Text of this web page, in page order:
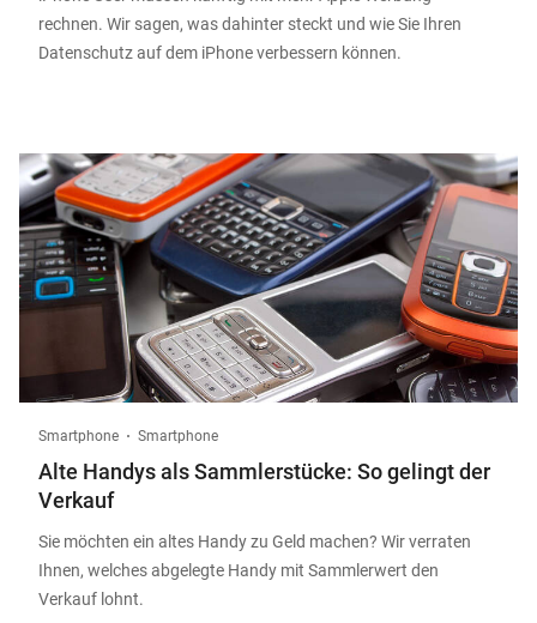
rechnen. Wir sagen, was dahinter steckt und wie Sie Ihren
Datenschutz auf dem iPhone verbessern können.
Smartphone Smartphone
Alte Handys als Sammlerstücke: So gelingt der
Verkauf
Sie möchten ein altes Handy zu Geld machen? Wir verraten
Ihnen, welches abgelegte Handy mit Sammlerwert den
Verkauf lohnt.